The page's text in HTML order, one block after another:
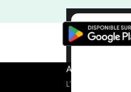
Vélo/
A propos de
L’application tout-